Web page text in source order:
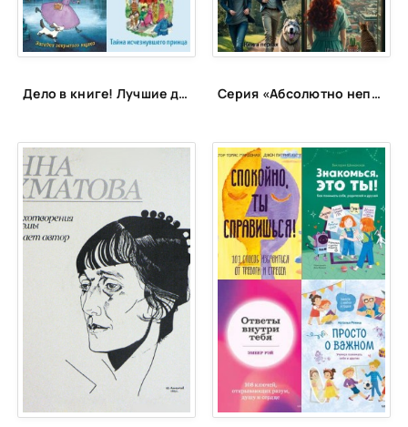
Дело в книге! Лучшие детективы для детей и подростков Серия «Абсолютно неправильные люди»